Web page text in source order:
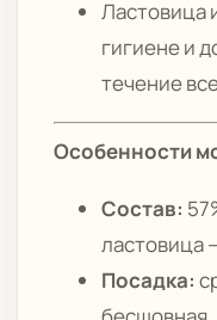
Ластовица
гигиене и
течение
Особенности
Состав:
ластовица
Посадка: